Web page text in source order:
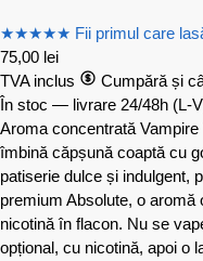
★★★★★ Fii primul care
75,00 lei
TVA inclus
Cumpără și
În stoc — livrare 24/48h (L-
Aroma concentrată
îmbină căpșună coaptă cu
patiserie dulce și indulgent,
premium Absolute, o
nicotină în flacon. Nu se
opțional, cu nicotină, apoi o